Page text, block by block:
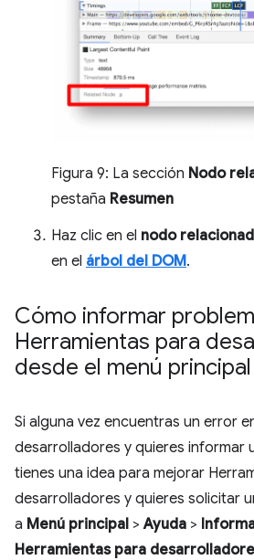
Figura 9: La sección Nodo
pestaña Resumen
Haz clic en el nodo
en el árbol del DOM.
Cómo informar
Herramientas para
desde el menú principal
Si alguna vez encuentras un error
desarrolladores y quieres informar
tienes una idea para mejorar
desarrolladores y quieres solicitar
a Menú principal >Ayuda >
Herramientas para